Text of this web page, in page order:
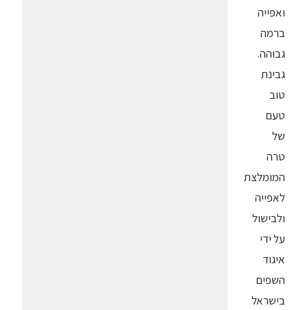
ואפייה
ברמה
גבוהה.
גבינת
טוב
טעם
של
טרה
המומלצת
לאפייה
ולבישול
על ידי
איגוד
השפים
בישראל